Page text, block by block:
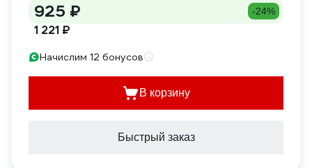
925 ₽ -24%
1 221 ₽
Начислим 12 бонусов
В корзину
Быстрый заказ